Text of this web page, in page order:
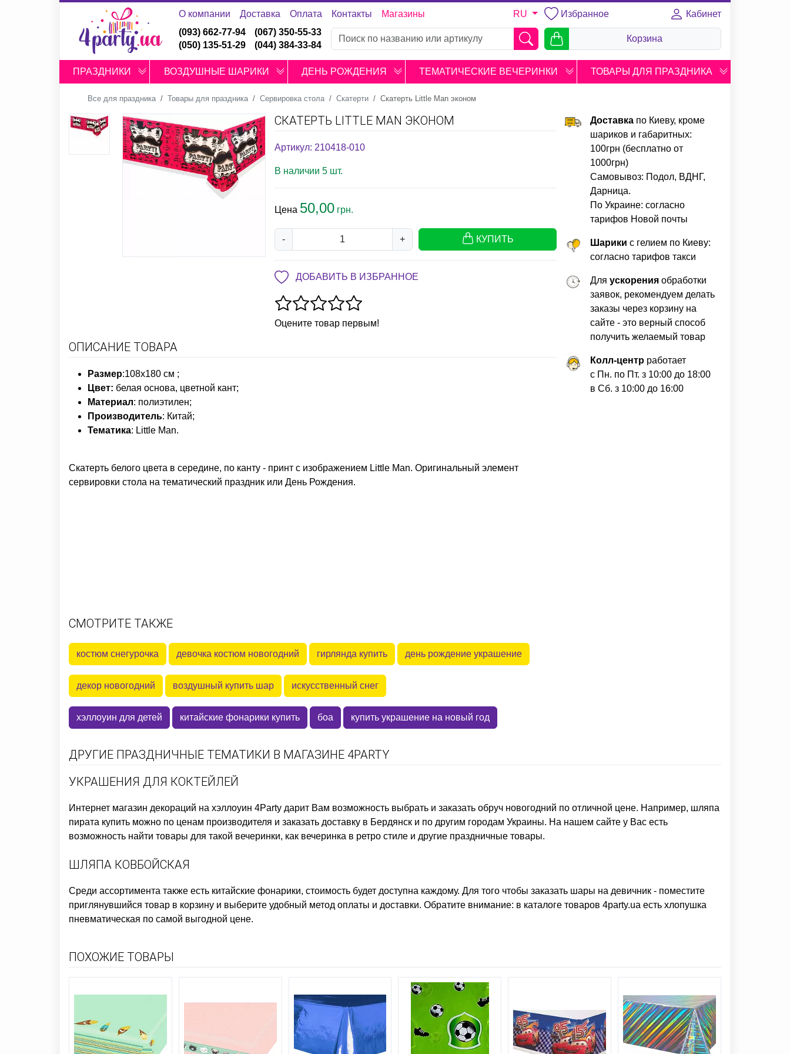
О компании Доставка Оплата Контакты Магазины RU Избранное
Кабинет
(093) 662-77-94
(050) 135-51-29
(067) 350-55-33
(044) 384-33-84
Корзина
ПРАЗДНИКИ ВОЗДУШНЫЕ ШАРИКИ ДЕНЬ РОЖДЕНИЯ ТЕМАТИЧЕСКИЕ ВЕЧЕРИНКИ ТОВАРЫ ДЛЯ ПРАЗДНИКА
Все для праздника Товары для праздника Сервировка стола Скатерти Скатерть Little Man эконом
СКАТЕРТЬ LITTLE MAN ЭКОНОМ
Артикул: 210418-010
В наличии 5 шт.
Цена 50,00 грн.
- + КУПИТЬ
ДОБАВИТЬ В ИЗБРАННОЕ
Оцените товар первым!
ОПИСАНИЕ ТОВАРА
Размер:108х180 см ;
Цвет: белая основа, цветной кант;
Материал: полиэтилен;
Производитель: Китай;
Тематика: Little Man.
Скатерть белого цвета в середине, по канту - принт с изображением Little Man. Оригинальный элемент
сервировки стола на тематический праздник или День Рождения.
СМОТРИТЕ ТАКЖЕ
костюм снегурочка девочка костюм новогодний гирлянда купить день рождение украшение
декор новогодний воздушный купить шар искусственный снег
хэллоуин для детей китайские фонарики купить боа купить украшение на новый год
Доставкапо Киеву, кроме
шариков и габаритных:
100грн (бесплатно от
1000грн)
Самовывоз: Подол, ВДНГ,
Дарница.
По Украине: согласно
тарифов Новой почты
Шарики с гелием по Киеву:
согласно тарифов такси
Для ускоренияобработки
заявок, рекомендуем делать
заказы через корзину на
сайте - это верный способ
получить желаемый товар
Колл-центрработает
с Пн. по Пт. з 10:00 до 18:00
в Сб. з 10:00 до 16:00
ДРУГИЕ ПРАЗДНИЧНЫЕ ТЕМАТИКИ В МАГАЗИНЕ 4PARTY
УКРАШЕНИЯ ДЛЯ КОКТЕЙЛЕЙ
Интернет магазин декораций на хэллоуин 4Party дарит Вам возможность выбрать и заказать обруч новогодний по отличной цене. Например, шляпа
пирата купить можно по ценам производителя и заказать доставку в Бердянск и по другим городам Украины. На нашем сайте у Вас есть
возможность найти товары для такой вечеринки, как вечеринка в ретро стиле и другие праздничные товары.
ШЛЯПА КОВБОЙСКАЯ
Среди ассортимента также есть китайские фонарики, стоимость будет доступна каждому. Для того чтобы заказать шары на девичник - поместите
приглянувшийся товар в корзину и выберите удобный метод оплаты и доставки. Обратите внимание: в каталоге товаров 4party.ua есть хлопушка
пневматическая по самой выгодной цене.
ПОХОЖИЕ ТОВАРЫ